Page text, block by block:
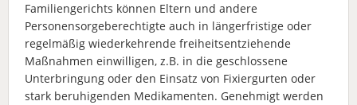
Familiengerichts können Eltern und andere
Personensorgeberechtigte auch in längerfristige oder
regelmäßig wiederkehrende freiheitsentziehende
Maßnahmen einwilligen, z.B. in die geschlossene
Unterbringung oder den Einsatz von Fixiergurten oder
stark beruhigenden Medikamenten. Genehmigt werden